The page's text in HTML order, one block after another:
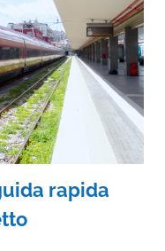
rapida